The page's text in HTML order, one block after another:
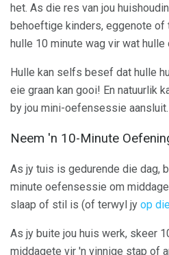
het. As die res van jou
behoeftige kinders, eggenote of
hulle 10 minute wag vir wat hulle
Hulle kan selfs besef dat hulle
eie graan kan gooi! En natuurlik
by jou mini-oefensessie aansluit.
Neem 'n 10-Minute
As jy tuis is gedurende die dag,
minute oefensessie om
slaap of stil is (of terwyl jy op
As jy buite jou huis werk, skeer
middagete vir 'n vinnige stap of